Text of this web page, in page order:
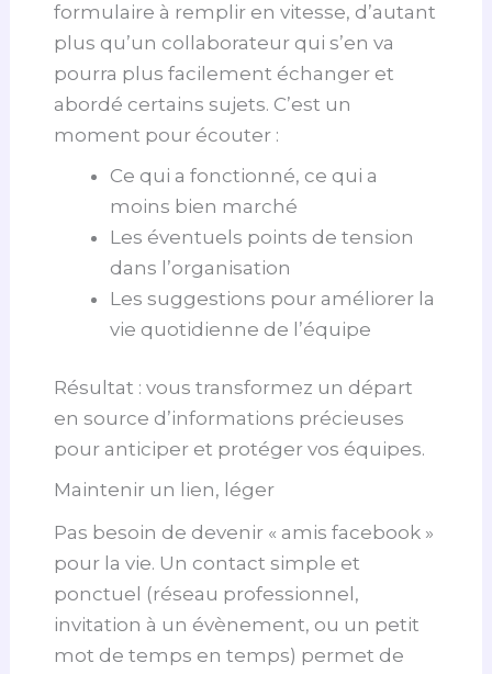
formulaire à remplir en vitesse, d’autant
plus qu’un collaborateur qui s’en va
pourra plus facilement échanger et
abordé certains sujets. C’est un
moment pour écouter :
Ce qui a fonctionné, ce qui a
moins bien marché
Les éventuels points de tension
dans l’organisation
Les suggestions pour améliorer la
vie quotidienne de l’équipe
Résultat : vous transformez un départ
en source d’informations précieuses
pour anticiper et protéger vos équipes.
Maintenir un lien, léger
Pas besoin de devenir « amis facebook »
pour la vie. Un contact simple et
ponctuel (réseau professionnel,
invitation à un évènement, ou un petit
mot de temps en temps) permet de